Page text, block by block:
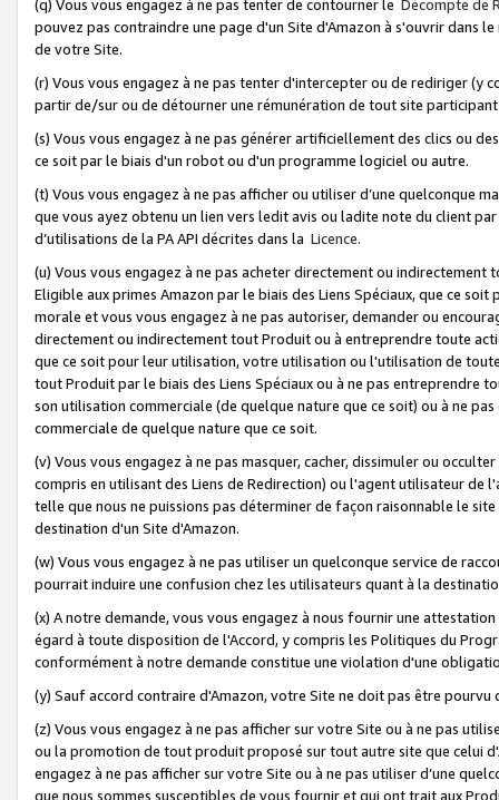
(q) Vous vous engagez à ne pas tenter de contourner le Décompte de
pouvez pas contraindre une page d'un Site d'Amazon à s'ouvrir dans
de votre Site.
(r) Vous vous engagez à ne pas tenter d'intercepter ou de rediriger
partir de/sur ou de détourner une rémunération de tout site
(s) Vous vous engagez à ne pas générer artificiellement des clics ou
ce soit par le biais d'un robot ou d'un programme logiciel ou autre.
(t) Vous vous engagez à ne pas afficher ou utiliser d’une quelconque
que vous ayez obtenu un lien vers ledit avis ou ladite note du client
d’utilisations de la PA API décrites dans la Licence.
(u) Vous vous engagez à ne pas acheter directement ou
Eligible aux primes Amazon par le biais des Liens Spéciaux, que ce
morale et vous vous engagez à ne pas autoriser, demander ou
directement ou indirectement tout Produit ou à entreprendre toute
que ce soit pour leur utilisation, votre utilisation ou l'utilisation de
tout Produit par le biais des Liens Spéciaux ou à ne pas entreprendre
son utilisation commerciale (de quelque nature que ce soit) ou à ne
commerciale de quelque nature que ce soit.
(v) Vous vous engagez à ne pas masquer, cacher, dissimuler ou
compris en utilisant des Liens de Redirection) ou l'agent utilisateur
telle que nous ne puissions pas déterminer de façon raisonnable le
destination d'un Site d'Amazon.
(w) Vous vous engagez à ne pas utiliser un quelconque service de
pourrait induire une confusion chez les utilisateurs quant à la
(x) A notre demande, vous vous engagez à nous fournir une
égard à toute disposition de l'Accord, y compris les Politiques du
conformément à notre demande constitue une violation d'une
(y) Sauf accord contraire d'Amazon, votre Site ne doit pas être
(z) Vous vous engagez à ne pas afficher sur votre Site ou à ne pas
ou la promotion de tout produit proposé sur tout autre site que celui
engagez à ne pas afficher sur votre Site ou à ne pas utiliser d’une
que nous sommes susceptibles de vous fournir et qui ont trait aux